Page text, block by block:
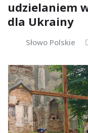
udzielaniem
dla Ukrainy
Słowo Polskie